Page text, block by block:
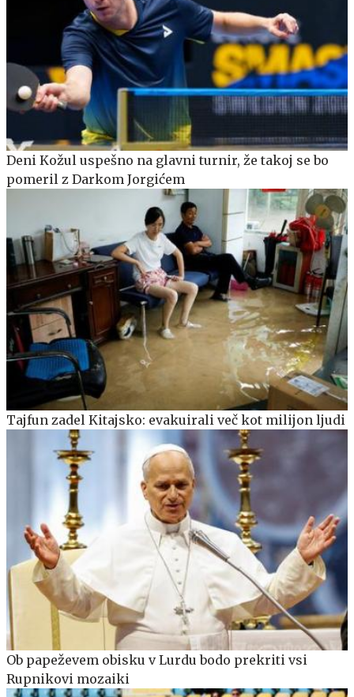
Deni Kožul uspešno na glavni turnir, že takoj se bo
pomeril z Darkom Jorgićem
Tajfun zadel Kitajsko: evakuirali več kot milijon ljudi
Ob papeževem obisku v Lurdu bodo prekriti vsi
Rupnikovi mozaiki